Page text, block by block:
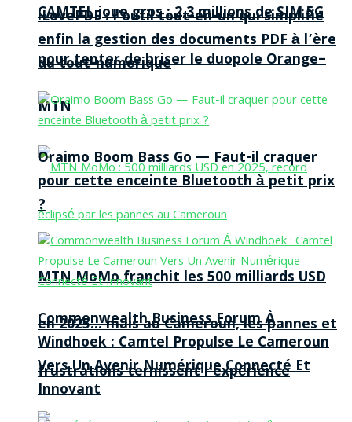
CAMTEL joue gros : 2,3 millions de SIM 5G
pour tenter de briser le duopole Orange–
MTN
MTN MoMo franchit les 500 milliards USD
en 2025… mais au Cameroun, les pannes et
frustrations ternissent l’expérience
iLovePDF : l’outil tout-en-un qui simplifie
enfin la gestion des documents PDF à l’ère
du tout-numérique
Oraimo Boom Bass Go — Faut-il craquer
pour cette enceinte Bluetooth à petit prix
?
Commonwealth Business Forum À
Windhoek : Camtel Propulse Le Cameroun
Vers Un Avenir Numérique Connecté Et
Innovant